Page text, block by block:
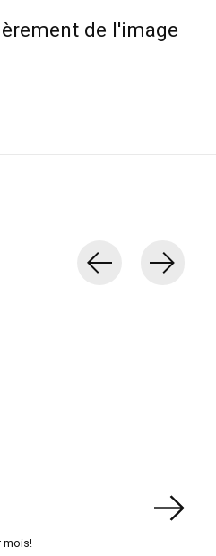
de l'image
mois!